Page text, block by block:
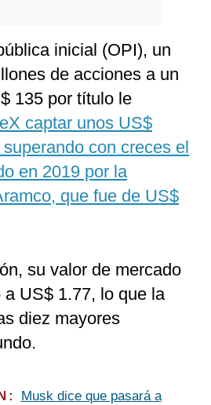
inicial (OPI), un
de acciones a un
135 por título le
captar unos US$
con creces el
en 2019 por la
que fue de US$
su valor de mercado
US$ 1.77, lo que la
diez mayores
Musk dice que pasará a